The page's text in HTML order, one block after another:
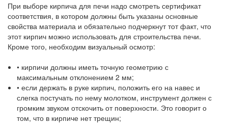
При выборе кирпича для печи надо смотреть сертификат
соответствия, в котором должны быть указаны основные
свойства материала и обязательно подчеркнут тот факт, что
этот кирпич можно использовать для строительства печи.
Кроме того, необходим визуальный осмотр:
• кирпичи должны иметь точную геометрию с
максимальным отклонением 2 мм;
• если держать в руке кирпич, положить его на навес и
слегка постучать по нему молотком, инструмент должен с
громким звуком отскочить от поверхности. Это говорит о
том, что в кирпиче нет трещин;